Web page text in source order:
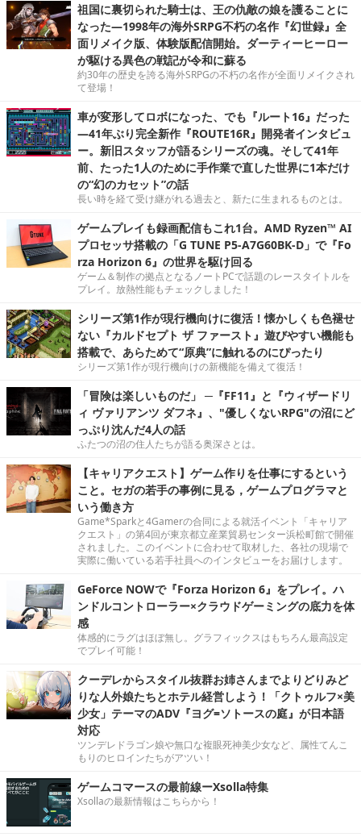
祖国に裏切られた騎士は、王の仇敵の娘を護ることに
なった―1998年の海外SRPG不朽の名作『幻世録』全
面リメイク版、体験版配信開始。ダーティーヒーロー
が駆ける異色の戦記が令和に蘇る
約30年の歴史を誇る海外SRPGの不朽の名作が全面リメイクされ
て登場！
車が変形してロボになった、でも『ルート16』だった
―41年ぶり完全新作『ROUTE16R』開発者インタビュ
ー。新旧スタッフが語るシリーズの魂。そして41年
前、たった1人のために手作業で直した世界に1本だけ
の“幻のカセット”の話
長い時を経て受け継がれる過去と、新たに生まれるものとは。
ゲームプレイも録画配信もこれ1台。AMD Ryzen™ AI
プロセッサ搭載の「G TUNE P5-A7G60BK-D」で『Fo
rza Horizon 6』の世界を駆け回る
ゲーム＆制作の拠点となるノートPCで話題のレースタイトルを
プレイ。放熱性能もチェックしました！
シリーズ第1作が現行機向けに復活！懐かしくも色褪せ
ない『カルドセプト ザ ファースト』遊びやすい機能も
搭載で、あらためて“原典”に触れるのにぴったり
シリーズ第1作が現行機向けの新機能を備えて復活！
「冒険は楽しいものだ」 ─『FF11』と『ウィザードリ
ィ ヴァリアンツ ダフネ』、"優しくないRPG"の沼にど
っぷり沈んだ4人の話
ふたつの沼の住人たちが語る奥深さとは。
【キャリアクエスト】ゲーム作りを仕事にするという
こと。セガの若手の事例に見る，ゲームプログラマと
いう働き方
Game*Sparkと4Gamerの合同による就活イベント「キャリア
クエスト」の第4回が東京都立産業貿易センター浜松町館で開催
されました。このイベントに合わせて取材した、各社の現場で
実際に働いている若手社員へのインタビューをお届けします。
GeForce NOWで『Forza Horizon 6』をプレイ。ハ
ンドルコントローラー×クラウドゲーミングの底力を体
感
体感的にラグはほぼ無し。グラフィックスはもちろん最高設定
でプレイ可能！
クーデレからスタイル抜群お姉さんまでよりどりみど
りな人外娘たちとホテル経営しよう！「クトゥルフ×美
少女」テーマのADV『ヨグ=ソトースの庭』が日本語
対応
ツンデレドラゴン娘や無口な複眼死神美少女など、属性てんこ
もりのヒロインたちがアツい！
ゲームコマースの最前線ーXsolla特集
Xsollaの最新情報はこちらから！